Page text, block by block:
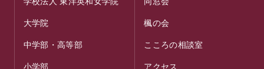
大学院
中学部・高等部
小学部
楓の会
こころの相談室
アクセス